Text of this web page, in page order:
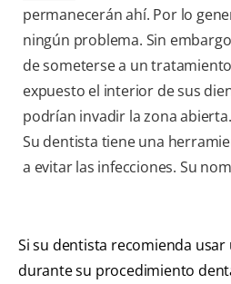
permanecerán ahí. Por lo
ningún problema. Sin
de someterse a un
expuesto el interior de sus
podrían invadir la zona
Su dentista tiene una
a evitar las infecciones. Su
Si su dentista recomienda
durante su procedimiento